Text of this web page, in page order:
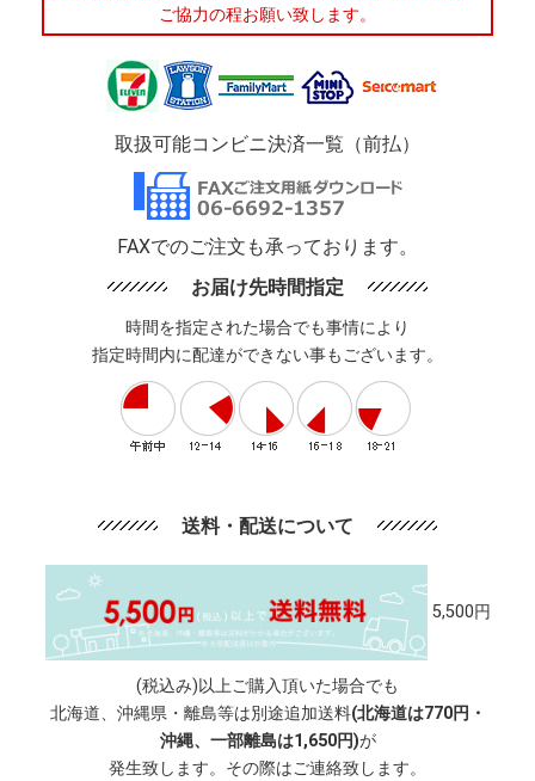
ご協力の程お願い致します。
取扱可能コンビニ決済一覧（前払）
FAXでのご注文も承っております。
お届け先時間指定
時間を指定された場合でも事情により
指定時間内に配達ができない事もございます。
送料・配送について
5,500円
(税込み)以上ご購入頂いた場合でも
北海道、沖縄県・離島等は別途追加送料(北海道は770円・
沖縄、一部離島は1,650円)が
発生致します。その際はご連絡致します。